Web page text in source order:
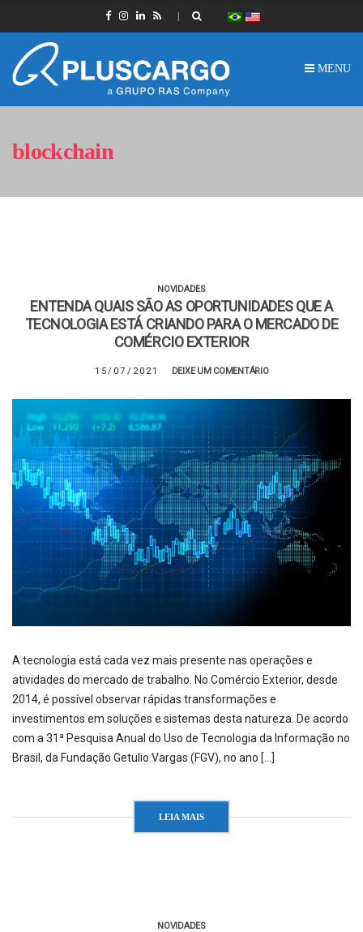
MENU
blockchain
NOVIDADES
ENTENDA QUAIS SÃO AS OPORTUNIDADES QUE A
TECNOLOGIA ESTÁ CRIANDO PARA O MERCADO DE
COMÉRCIO EXTERIOR
15/07/2021 DEIXE UM COMENTÁRIO
A tecnologia está cada vez mais presente nas operações e
atividades do mercado de trabalho. No Comércio Exterior, desde
2014, é possível observar rápidas transformações e
investimentos em soluções e sistemas desta natureza. De acordo
com a 31ª Pesquisa Anual do Uso de Tecnologia da Informação no
Brasil, da Fundação Getulio Vargas (FGV), no ano […]
LEIA MAIS
NOVIDADES